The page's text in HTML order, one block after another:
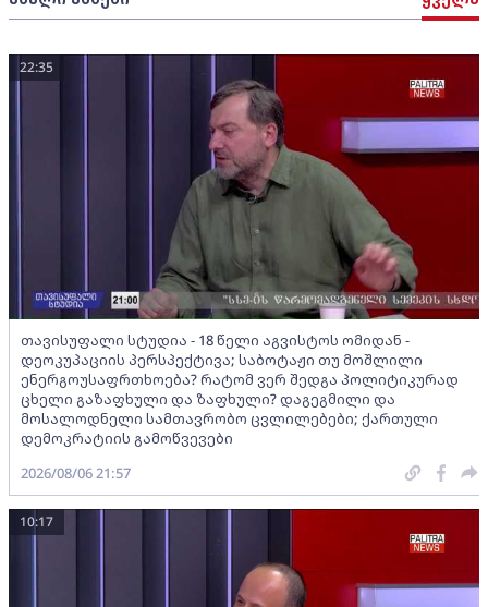
თავისუფალი სტუდია - 18 წელი აგვისტოს ომიდან -
დეოკუპაციის პერსპექტივა; საბოტაჟი თუ მოშლილი
ენერგოუსაფრთხოება? რატომ ვერ შედგა პოლიტიკურად
ცხელი გაზაფხული და ზაფხული? დაგეგმილი და
მოსალოდნელი სამთავრობო ცვლილებები; ქართული
დემოკრატიის გამოწვევები
22:35
2026/08/06 21:57
10:17